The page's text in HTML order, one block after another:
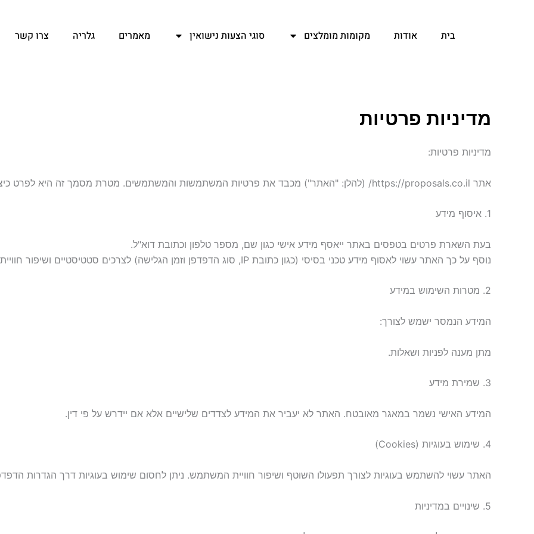
בית אודות מקומות מומלצים סוגי הצעות נישואין מאמרים גלריה צרו קשר
מדיניות פרטיות
מדיניות פרטיות:​
אתר https://proposals.co.il/ (להלן: "האתר") מכבד את פרטיות המשתמשות והמשתמשים. מטרת מסמך זה היא לפרט כיצד אנו אוספים, שומרים ומשתמשים במידע אישי.
1. איסוף מידע
בעת השארת פרטים בטפסים באתר ייאסף מידע אישי כגון שם, מספר טלפון וכתובת דוא"ל.
נוסף על כך האתר עשוי לאסוף מידע טכני בסיסי (כגון כתובת IP, סוג הדפדפן וזמן הגלישה) לצרכים סטטיסטיים ושיפור חוויית המשתמש.
2. מטרות השימוש במידע
המידע הנמסר ישמש לצורך:
מתן מענה לפניות ושאלות.
3. שמירת מידע
המידע האישי נשמר במאגר מאובטח. האתר לא יעביר את המידע לצדדים שלישיים אלא אם יידרש על פי דין.
4. שימוש בעוגיות (Cookies)
האתר עשוי להשתמש בעוגיות לצורך תפעולו השוטף ושיפור חוויית המשתמש. ניתן לחסום שימוש בעוגיות דרך הגדרות
5. שינויים במדיניות